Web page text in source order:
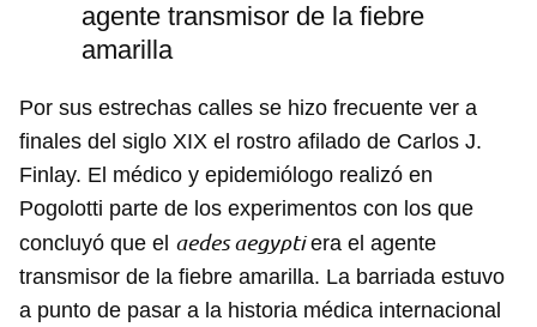
agente transmisor de la fiebre
amarilla
Por sus estrechas calles se hizo frecuente ver a
finales del siglo XIX el rostro afilado de Carlos J.
Finlay. El médico y epidemiólogo realizó en
Pogolotti parte de los experimentos con los que
concluyó que el aedes aegyptiera el agente
transmisor de la fiebre amarilla. La barriada estuvo
a punto de pasar a la historia médica internacional